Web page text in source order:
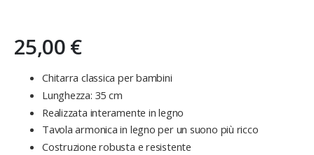
25,00 €
Chitarra classica per bambini
Lunghezza: 35 cm
Realizzata interamente in legno
Tavola armonica in legno per un suono più ricco
Costruzione robusta e resistente